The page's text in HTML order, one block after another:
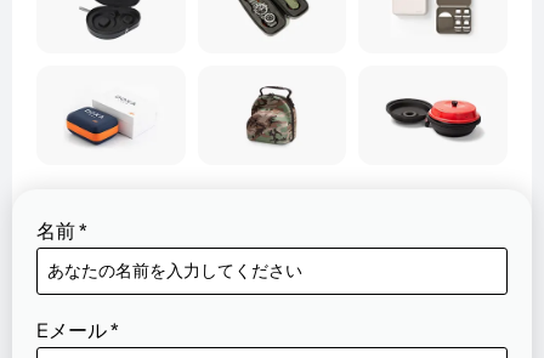
名前*
Eメール*